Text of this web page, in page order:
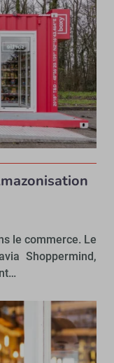
le commerce. Le
Shoppermind,